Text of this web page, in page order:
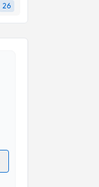
26